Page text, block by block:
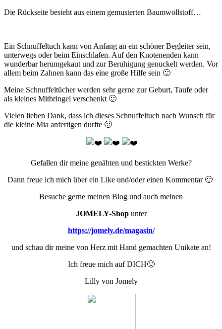
Die Rückseite besteht aus einem gemusterten Baumwollstoff…
Ein Schnuffeltuch kann von Anfang an ein schöner Begleiter sein,
unterwegs oder beim Einschlafen. Auf den Knotenenden kann
wunderbar herumgekaut und zur Beruhigung genuckelt werden. Vor
allem beim Zahnen kann das eine große Hilfe sein 🙂
Meine Schnuffeltücher werden sehr gerne zur Geburt, Taufe oder
als kleines Mitbringel verschenkt 🙂
Vielen lieben Dank, dass ich dieses Schnuffeltuch nach Wunsch für
die kleine Mia anfertigen durfte 🙂
Gefallen dir meine genähten und bestickten Werke?
Dann freue ich mich über ein Like und/oder einen Kommentar 🙂
Besuche gerne meinen Blog und auch meinen
JOMELY-Shopunter
https://jomely.de/magasin/
und schau dir meine von Herz mit Hand gemachten Unikate an!
Ich freue mich auf DICH🙂
Lilly von Jomely